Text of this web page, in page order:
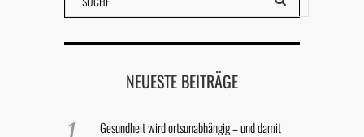
NEUESTE BEITRÄGE
Gesundheit wird ortsunabhängig – und damit